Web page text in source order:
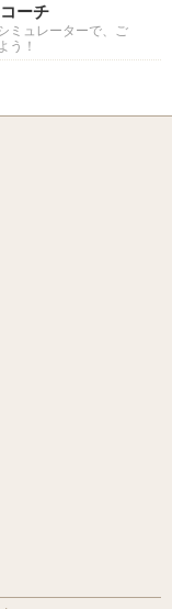
ーチ
ミュレーターで、ご
う！